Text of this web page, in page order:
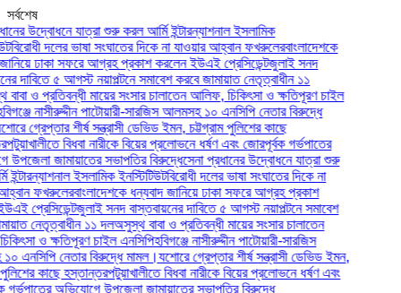
সর্বশেষ
যাত্রা শুরু করল আর্মি ইন্টারন্যাশনাল ইসলামিক
দলের ভাষা সংঘাতের দিকে না যাওয়ার আহ্বান ফখরুলেরবাংলাদেশকে
ঢাকা সফরে আগ্রহ প্রকাশ করলেন ইউএই প্রেসিডেন্টজুলাই সনদ
৫ আগস্ট নয়াপল্টনে সমাবেশ করবে জামায়াত নেতৃত্বাধীন ১১
প্রতিবন্ধী মায়ের সংসার চালাতেন আলিফ, চিকিৎসা ও ক্ষতিপূরণ চাইল
নাসীরুদ্দীন পাটোয়ারী-সারজিস আলমসহ ১০ এনসিপি নেতার বিরুদ্ধে
শীর্ষ সন্ত্রাসী ডেভিড ইমন, চট্টগ্রাম পুলিশের কাছে
বিধবা নারীকে বিয়ের প্রলোভনে ধর্ষণ এবং জোরপূর্বক গর্ভপাতের
জামায়াতের সভাপতির বিরুদ্ধেসেনা প্রধানের উদ্বোধনে যাত্রা শুরু
ইসলামিক ইনস্টিটিউটবিরোধী দলের ভাষা সংঘাতের দিকে না
ফখরুলেরবাংলাদেশকে ধন্যবাদ জানিয়ে ঢাকা সফরে আগ্রহ প্রকাশ
জুলাই সনদ বাস্তবায়নের দাবিতে ৫ আগস্ট নয়াপল্টনে সমাবেশ
নেতৃত্বাধীন ১১ দলঅসুস্থ বাবা ও প্রতিবন্ধী মায়ের সংসার চালাতেন
ও ক্ষতিপূরণ চাইল এনসিপিহবিগঞ্জে নাসীরুদ্দীন পাটোয়ারী-সারজিস
নেতার বিরুদ্ধে মামল।যশোরে গ্রেপ্তার শীর্ষ সন্ত্রাসী ডেভিড ইমন,
কাছে হস্তান্তরপটুয়াখালীতে বিধবা নারীকে বিয়ের প্রলোভনে ধর্ষণ এবং
অভিযোগে উপজেলা জামায়াতের সভাপতির বিরুদ্ধে